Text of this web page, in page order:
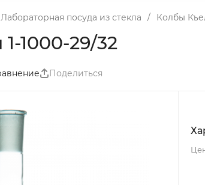
Лабораторная посуда из стекла / Колбы
1000-29/32
Поделиться